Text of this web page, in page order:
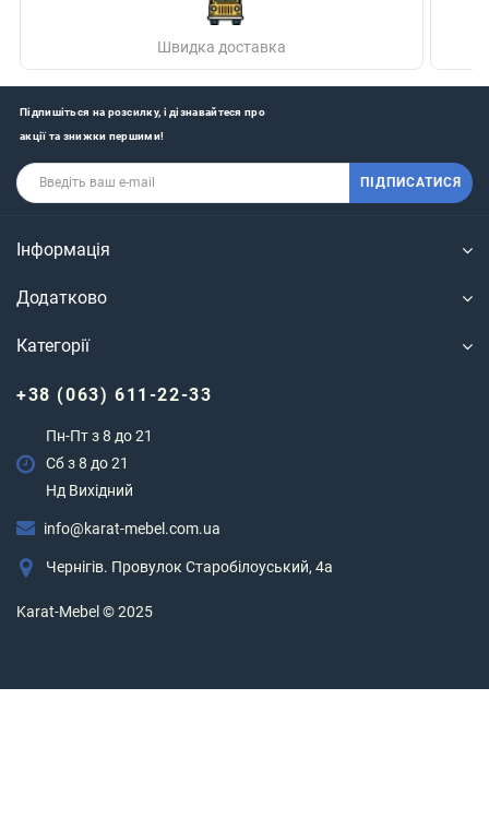
Швидка доставка
Підпишіться на розсилку, і дізнавайтеся про
акції та знижки першими!
ПІДПИСАТИСЯ
Інформація
Додатково
Категорії
+38 (063) 611-22-33
Пн-Пт з 8 до 21
Сб з 8 до 21
Нд Вихідний
info@karat-mebel.com.ua
Чернігів. Провулок Старобілоуський, 4а
Karat-Mebel © 2025